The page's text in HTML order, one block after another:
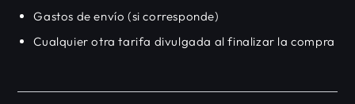
Gastos de envío (si corresponde)
Cualquier otra tarifa divulgada al finalizar la compra